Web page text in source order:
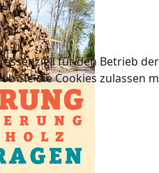
für den Betrieb
Sie die Cookies